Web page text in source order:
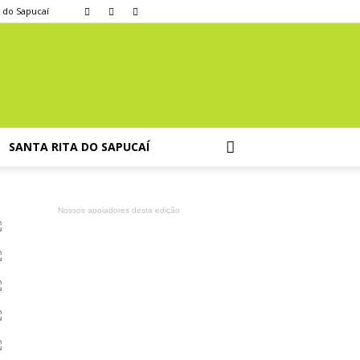
do Sapucaí
SANTA RITA DO SAPUCAÍ
Nossos apoiadores desta edição